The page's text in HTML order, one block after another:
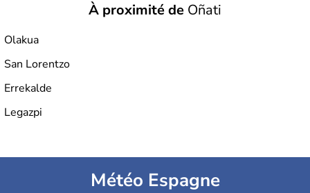
À proximité de Oñati
Olakua
San Lorentzo
Errekalde
Legazpi
Météo Espagne